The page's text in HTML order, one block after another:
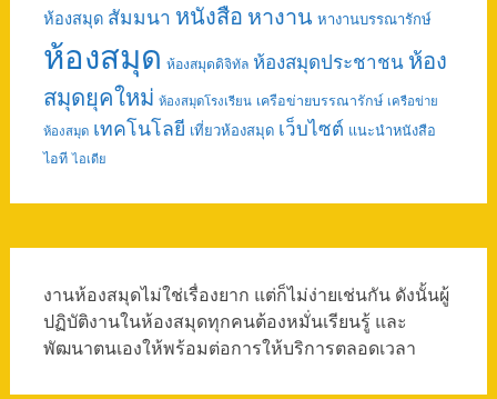
ห้องสมุด สัมมนา หนังสือ หางาน หางานบรรณารักษ์
ห้องสมุด ห้องสมุดดิจิทัล ห้องสมุดประชาชน ห้อง
สมุดยุคใหม่ ห้องสมุดโรงเรียน เครือข่ายบรรณารักษ์ เครือข่าย
ห้องสมุด เทคโนโลยี เที่ยวห้องสมุด เว็บไซต์ แนะนำหนังสือ
ไอที ไอเดีย
งานห้องสมุดไม่ใช่เรื่องยาก แต่ก็ไม่ง่ายเช่นกัน ดังนั้นผู้
ปฏิบัติงานในห้องสมุดทุกคนต้องหมั่นเรียนรู้ และ
พัฒนาตนเองให้พร้อมต่อการให้บริการตลอดเวลา